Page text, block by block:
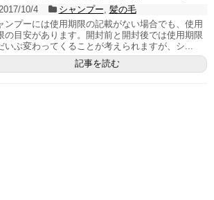
2017/10/4 シャンプー 髪の毛
ンプーには使用期限の記載がない場合でも、使用
の目安があります。開封前と開封後では使用期限
いぶ変わってくることが考えられますが、シ...
記事を読む